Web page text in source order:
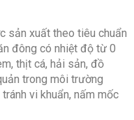
sản xuất theo tiêu chuẩn
đông có nhiệt độ từ 0
thịt cá, hải sản, đồ
trong môi trường
vi khuẩn, nấm mốc